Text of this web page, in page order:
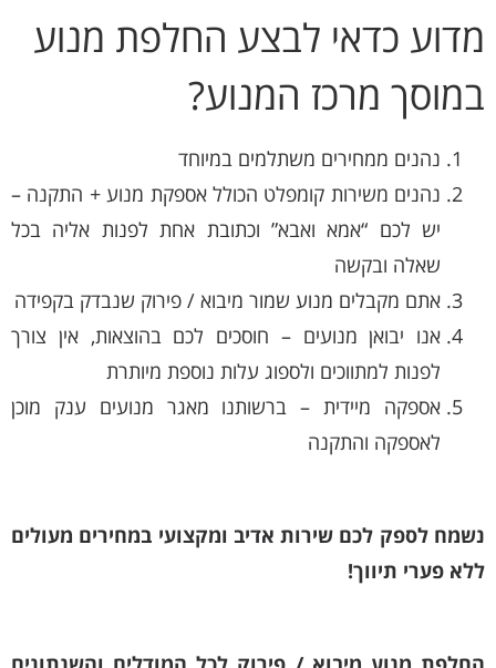
מדוע כדאי לבצע החלפת מנוע
במוסך מרכז המנוע?
נהנים ממחירים משתלמים במיוחד
נהנים משירות קומפלט הכולל אספקת מנוע + התקנה –
יש לכם “אמא ואבא” וכתובת אחת לפנות אליה בכל
שאלה ובקשה
אתם מקבלים מנוע שמור מיבוא / פירוק שנבדק בקפידה
אנו יבואן מנועים – חוסכים לכם בהוצאות, אין צורך
לפנות למתווכים ולספוג עלות נוספת מיותרת
אספקה מיידית – ברשותנו מאגר מנועים ענק מוכן
לאספקה והתקנה
נשמח לספק לכם שירות אדיב ומקצועי במחירים מעולים
ללא פערי תיווך!